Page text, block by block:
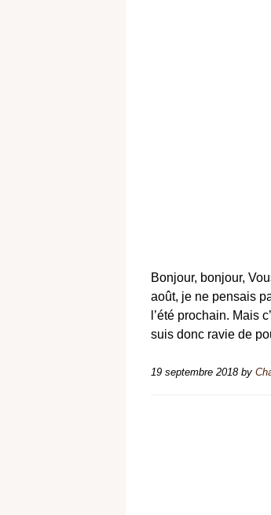
Bonjour, bonjour,
août, je ne pensais
l’été prochain. Mais
suis donc ravie de
19 septembre 2018by